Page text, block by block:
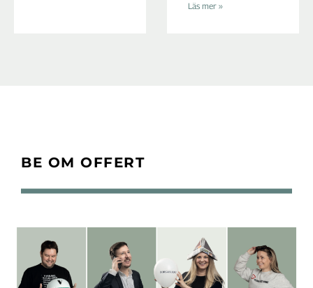
Läs mer »
BE OM OFFERT